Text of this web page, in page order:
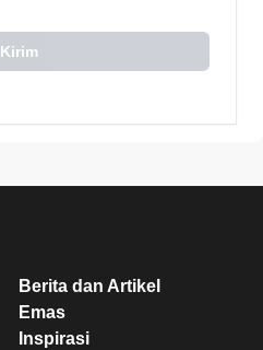
Kirim
Berita dan Artikel
Emas
Inspirasi